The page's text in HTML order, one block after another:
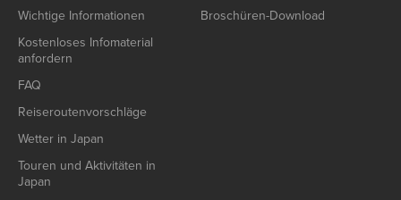
Wichtige Informationen
Kostenloses Infomaterial
anfordern
FAQ
Reiseroutenvorschläge
Wetter in Japan
Touren und Aktivitäten in
Japan
Broschüren-Download